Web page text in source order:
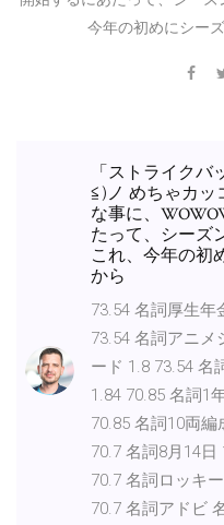
今年の初めにシー
「ストライク
≦)ノ めちゃカッ
な事に、
たって、シーズ
これ、今年の初
から
73.54 名詞厚生年
73.54 名詞アニメ
ード 1.8 73.54 名
1.84 70.85 名詞1
70.85 名詞10両編
70.7 名詞8月14
70.7 名詞ロッキ
70.7 名詞アドビ